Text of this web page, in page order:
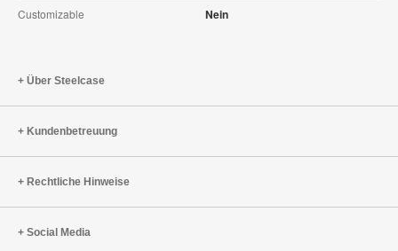
Customizable Nein
Über Steelcase
Kundenbetreuung
Rechtliche Hinweise
Social Media